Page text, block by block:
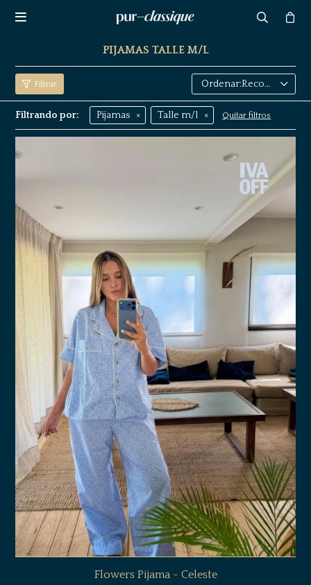

PIJAMAS TALLE M/L
Recomendados
Filtrando por: Pijamas Talle m/l Quitar filtros
Flowers Pijama - Celeste